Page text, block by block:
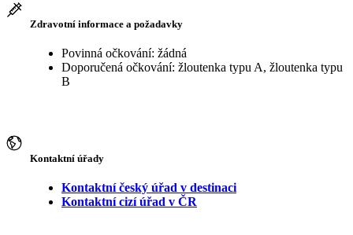
Zdravotní informace a požadavky
Povinná očkování: žádná
Doporučená očkování: žloutenka typu A, žloutenka typu
B
Kontaktní úřady
Kontaktní český úřad v destinaci
Kontaktní cizí úřad v ČR